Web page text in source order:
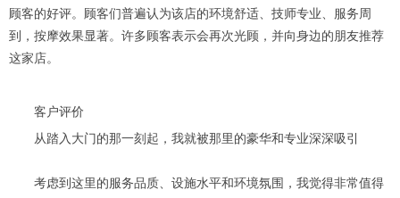
顾客的好评。顾客们普遍认为该店的环境舒适、技师专业、服务周
到，按摩效果显著。许多顾客表示会再次光顾，并向身边的朋友推荐
这家店。
客户评价
从踏入大门的那一刻起，我就被那里的豪华和专业深深吸引
考虑到这里的服务品质、设施水平和环境氛围，我觉得非常值得